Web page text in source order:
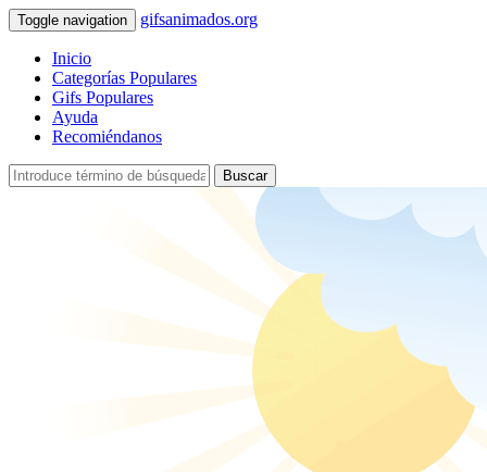
Toggle navigation gifsanimados.org
Inicio
Categorías Populares
Gifs Populares
Ayuda
Recomiéndanos
Buscar